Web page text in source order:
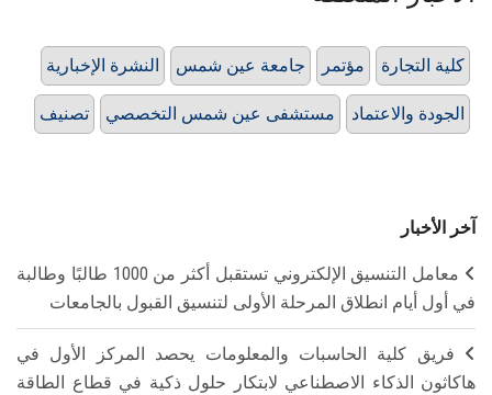
النشرة الإخبارية جامعة عين شمس مؤتمر كلية التجارة
تصنيف مستشفى عين شمس التخصصي الجودة والاعتماد
آخر الأخبار
معامل التنسيق الإلكتروني تستقبل أكثر من 1000 طالبًا وطالبة
في أول أيام انطلاق المرحلة الأولى لتنسيق القبول بالجامعات
فريق كلية الحاسبات والمعلومات يحصد المركز الأول في
هاكاثون الذكاء الاصطناعي لابتكار حلول ذكية في قطاع الطاقة